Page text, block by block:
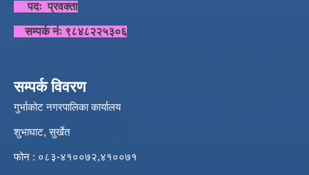
पदः प्रवक्ता
सम्पर्क नंः ९८४८२२५३०६
सम्पर्क विवरण
गुर्भाकोट नगरपालिका कार्यालय
शुभाघाट, सुर्खेत
फोन : ०८३-४१००७२,४१००७१